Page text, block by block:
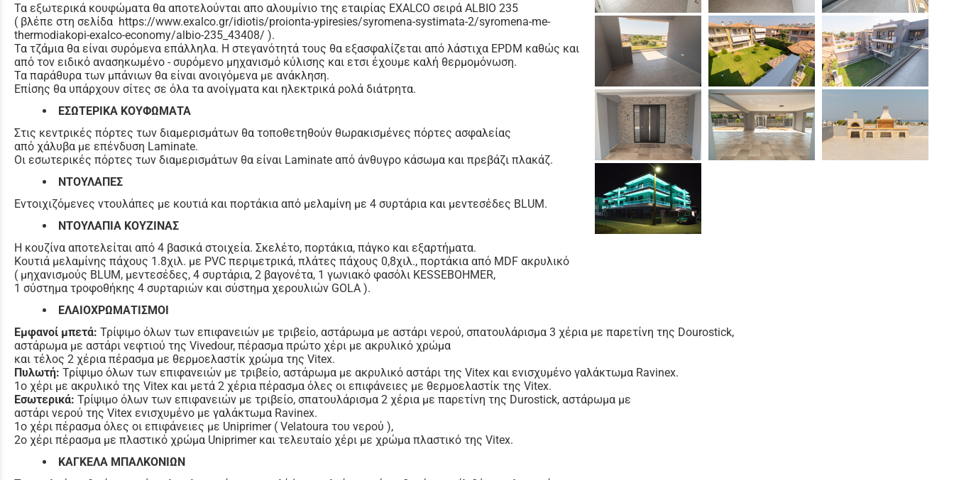
Τα εξωτερικά κουφώματα θα αποτελούνται απο αλουμίνιο της εταιρίας EXALCO σειρά ALBIO 235
( βλέπε στη σελίδα https://www.exalco.gr/idiotis/proionta-ypiresies/syromena-systimata-2/syromena-me-
thermodiakopi-exalco-economy/albio-235_43408/ ).
Τα τζάμια θα είναι συρόμενα επάλληλα. Η στεγανότητά τους θα εξασφαλίζεται από λάστιχα EPDM καθώς και
από τον ειδικό ανασηκωμένο - συρόμενο μηχανισμό κύλισης και ετσι έχουμε καλή θερμομόνωση.
Τα παράθυρα των μπάνιων θα είναι ανοιγόμενα με ανάκληση.
Επίσης θα υπάρχουν σίτες σε όλα τα ανοίγματα και ηλεκτρικά ρολά διάτρητα.
ΕΣΩΤΕΡΙΚΑ ΚΟΥΦΩΜΑΤΑ
Στις κεντρικές πόρτες των διαμερισμάτων θα τοποθετηθούν θωρακισμένες πόρτες ασφαλείας
από χάλυβα με επένδυση Laminate.
Οι εσωτερικές πόρτες των διαμερισμάτων θα είναι Laminate από άνθυγρο κάσωμα και πρεβάζι πλακάζ.
ΝΤΟΥΛΑΠΕΣ
Εντοιχιζόμενες ντουλάπες με κουτιά και πορτάκια από μελαμίνη με 4 συρτάρια και μεντεσέδες BLUM.
ΝΤΟΥΛΑΠΙΑ ΚΟΥΖΙΝΑΣ
Η κουζίνα αποτελείται από 4 βασικά στοιχεία. Σκελέτο, πορτάκια, πάγκο και εξαρτήματα.
Κουτιά μελαμίνης πάχους 1.8χιλ. με PVC περιμετρικά, πλάτες πάχους 0,8χιλ., πορτάκια από MDF ακρυλικό
( μηχανισμούς BLUM, μεντεσέδες, 4 συρτάρια, 2 βαγονέτα, 1 γωνιακό φασόλι KESSEBOHMER,
1 σύστημα τροφοθήκης 4 συρταριών και σύστημα χερουλιών GOLA ).
ΕΛΑΙΟΧΡΩΜΑΤΙΣΜΟΙ
Εμφανοί μπετά: Τρίψιμο όλων των επιφανειών με τριβείο, αστάρωμα με αστάρι νερού, σπατουλάρισμα 3 χέρια με παρετίνη της Dourostick,
αστάρωμα με αστάρι νεφτιού της Vivedour, πέρασμα πρώτο χέρι με ακρυλικό χρώμα
και τέλος 2 χέρια πέρασμα με θερμοελαστίκ χρώμα της Vitex.
Πυλωτή: Τρίψιμο όλων των επιφανειών με τριβείο, αστάρωμα με ακρυλικό αστάρι της Vitex και ενισχυμένο γαλάκτωμα Ravinex.
1o χέρι με ακρυλικό της Vitex και μετά 2 χέρια πέρασμα όλες οι επιφάνειες με θερμοελαστίκ της Vitex.
Εσωτερικά: Τρίψιμο όλων των επιφανειών με τριβείο, σπατουλάρισμα 2 χέρια με παρετίνη της Durostick, αστάρωμα με
αστάρι νερού της Vitex ενισχυμένο με γαλάκτωμα Ravinex.
1ο χέρι πέρασμα όλες οι επιφάνειες με Uniprimer ( Velatoura του νερού ),
2ο χέρι πέρασμα με πλαστικό χρώμα Uniprimer και τελευταίο χέρι με χρώμα πλαστικό της Vitex.
ΚΑΓΚΕΛΑ ΜΠΑΛΚΟΝΙΩΝ